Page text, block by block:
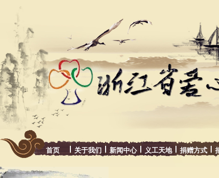
首页 关于我们 新闻中心 义工天地 捐赠方式